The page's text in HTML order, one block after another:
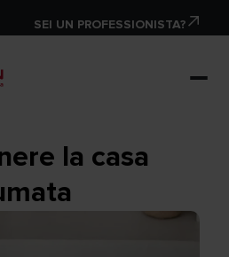
SEI UN PROFESSIONISTA?
la casa